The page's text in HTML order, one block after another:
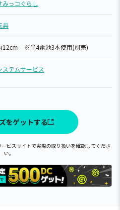
みっコぐらし
具
12cm ※単4電池3本使用(別売)
ステムサービス
をゲットする
ビスサイトで実際の取り扱いを確認してくださ
い。